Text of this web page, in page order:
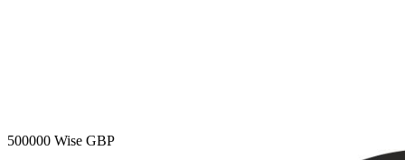
500000 Wise GBP